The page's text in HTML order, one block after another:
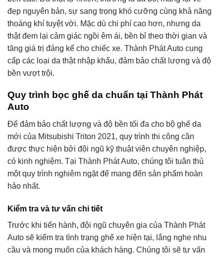
đẹp nguyên bản, sự sang trọng khó cưỡng cùng khả năng
thoáng khí tuyệt vời. Mặc dù chi phí cao hơn, nhưng da
thật đem lại cảm giác ngồi êm ái, bền bỉ theo thời gian và
tăng giá trị đáng kể cho chiếc xe. Thành Phát Auto cung
cấp các loại da thật nhập khẩu, đảm bảo chất lượng và độ
bền vượt trội.
Quy trình bọc ghế da chuẩn tại Thành Phát
Auto
Để đảm bảo chất lượng và độ bền tối đa cho bộ ghế da
mới của Mitsubishi Triton 2021, quy trình thi công cần
được thực hiện bởi đội ngũ kỹ thuật viên chuyên nghiệp,
có kinh nghiệm. Tại Thành Phát Auto, chúng tôi tuân thủ
một quy trình nghiêm ngặt để mang đến sản phẩm hoàn
hảo nhất.
Kiểm tra và tư vấn chi tiết
Trước khi tiến hành, đội ngũ chuyên gia của Thành Phát
Auto sẽ kiểm tra tình trạng ghế xe hiện tại, lắng nghe nhu
cầu và mong muốn của khách hàng. Chúng tôi sẽ tư vấn